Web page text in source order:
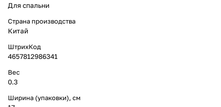
Для спальни
Страна производства
Китай
ШтрихКод
4657812986341
Вес
0.3
Ширина (упаковки), см